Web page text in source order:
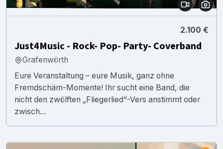
2.100 €
Just4Music - Rock- Pop- Party- Coverband
Grafenwörth
Eure Veranstaltung – eure Musik, ganz ohne
Fremdschäm-Momente! Ihr sucht eine Band, die
nicht den zwölften „Fliegerlied“-Vers anstimmt oder
zwisch...